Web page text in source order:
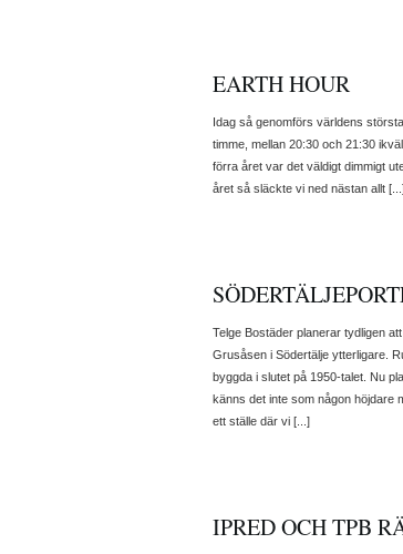
EARTH HOUR
Idag så genomförs världens
timme, mellan 20:30 och 21:30
förra året var det väldigt dimmigt
året så släckte vi ned nästan allt
Telge Bostäder planerar tydligen
Grusåsen i Södertälje ytterligare.
byggda i slutet på 1950-talet. Nu
känns det inte som någon höjdare
ett ställe där vi [...]
IPRED OCH TPB